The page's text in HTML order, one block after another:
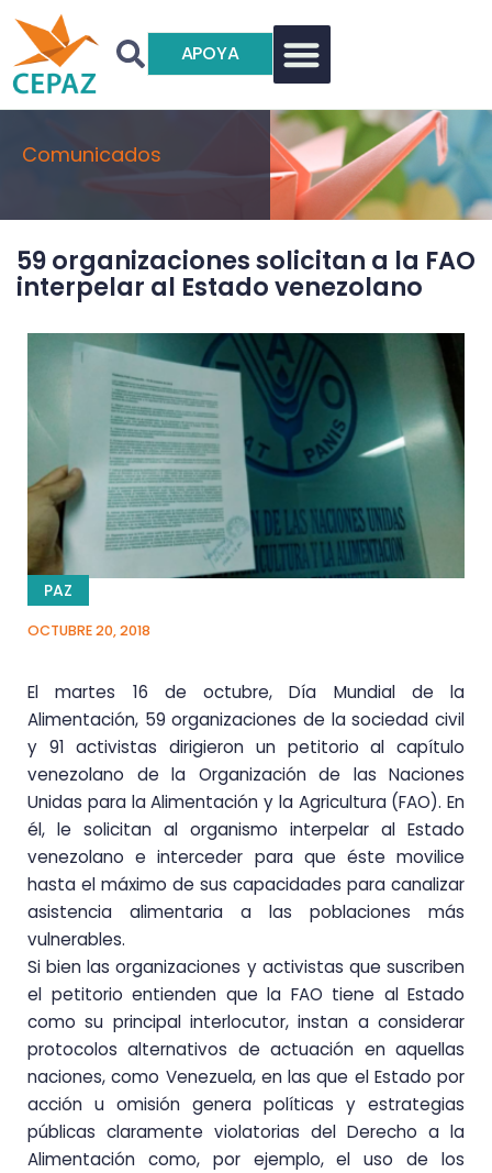
APOYA
Comunicados
59 organizaciones solicitan a la FAO
interpelar al Estado venezolano
PAZ
OCTUBRE 20, 2018
El martes 16 de octubre, Día Mundial de la
Alimentación, 59 organizaciones de la sociedad civil
y 91 activistas dirigieron un petitorio al capítulo
venezolano de la Organización de las Naciones
Unidas para la Alimentación y la Agricultura (FAO). En
él, le solicitan al organismo interpelar al Estado
venezolano e interceder para que éste movilice
hasta el máximo de sus capacidades para canalizar
asistencia alimentaria a las poblaciones más
vulnerables.
Si bien las organizaciones y activistas que suscriben
el petitorio entienden que la FAO tiene al Estado
como su principal interlocutor, instan a considerar
protocolos alternativos de actuación en aquellas
naciones, como Venezuela, en las que el Estado por
acción u omisión genera políticas y estrategias
públicas claramente violatorias del Derecho a la
Alimentación como, por ejemplo, el uso de los